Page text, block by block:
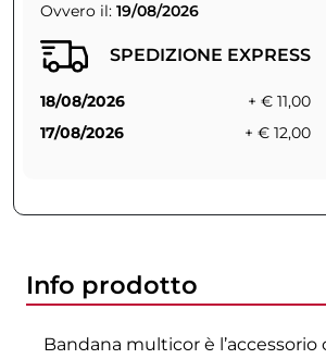
Ovvero il: 19/08/2026
SPEDIZIONE EXPRESS
18/08/2026
+ € 11,00
17/08/2026
+ € 12,00
Info prodotto
Bandana multicor è l’accessorio